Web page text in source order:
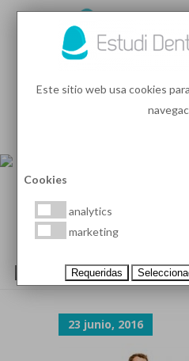
PEDIR HORA
H3-
23 junio, 2016
Este sitio web usa cookies
Cookies
analytics
marketing
Requeridas